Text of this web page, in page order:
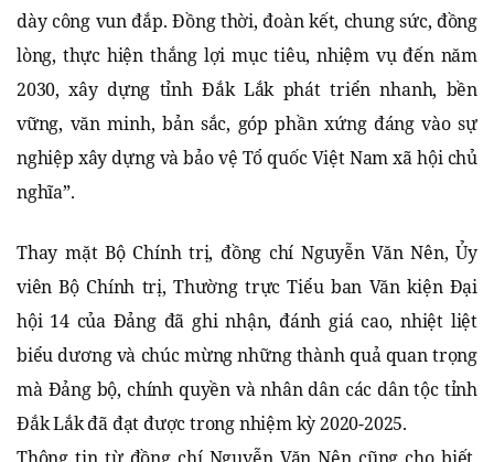
dày công vun đắp. Đồng thời, đoàn kết, chung sức, đồng
lòng, thực hiện thắng lợi mục tiêu, nhiệm vụ đến năm
2030, xây dựng tỉnh Đắk Lắk phát triển nhanh, bền
vững, văn minh, bản sắc, góp phần xứng đáng vào sự
nghiệp xây dựng và bảo vệ Tổ quốc Việt Nam xã hội chủ
nghĩa”.
Thay mặt Bộ Chính trị, đồng chí Nguyễn Văn Nên, Ủy
viên Bộ Chính trị, Thường trực Tiểu ban Văn kiện Đại
hội 14 của Đảng đã ghi nhận, đánh giá cao, nhiệt liệt
biểu dương và chúc mừng những thành quả quan trọng
mà Đảng bộ, chính quyền và nhân dân các dân tộc tỉnh
Đắk Lắk đã đạt được trong nhiệm kỳ 2020-2025.
Thông tin từ đồng chí Nguyễn Văn Nên cũng cho biết,